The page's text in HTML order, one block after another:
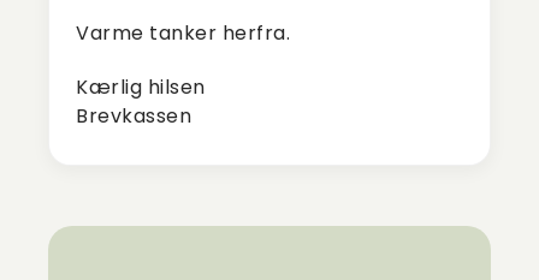
Varme tanker herfra.
Kærlig hilsen
Brevkassen